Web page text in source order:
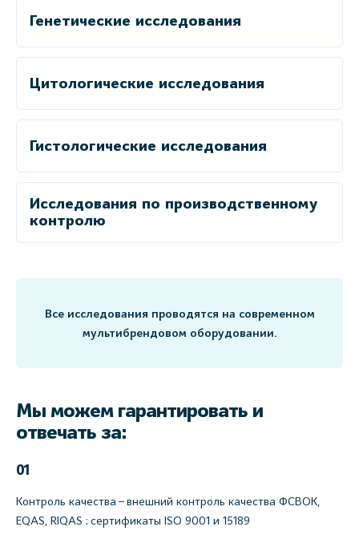
Генетические исследования
Цитологические исследования
Гистологические исследования
Исследования по производственному
контролю
Все исследования проводятся на современном
мультибрендовом оборудовании.
Мы можем гарантировать и
отвечать за:
01
Контроль качества – внешний контроль качества ФСВОК,
EQAS, RIQAS ; сертификаты ISO 9001 и 15189